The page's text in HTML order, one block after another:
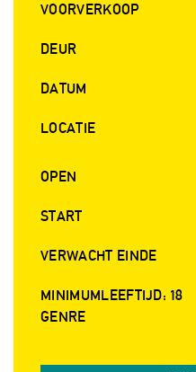
VOORVERKOOP
DEUR
DATUM
LOCATIE
OPEN
START
VERWACHT EINDE
MINIMUMLEEFTIJD: 18
GENRE